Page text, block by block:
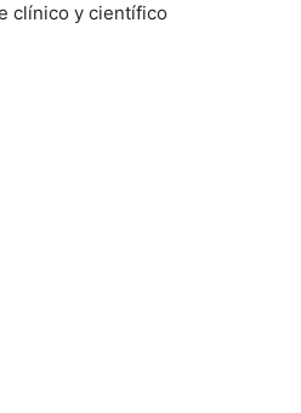
clínico y científico